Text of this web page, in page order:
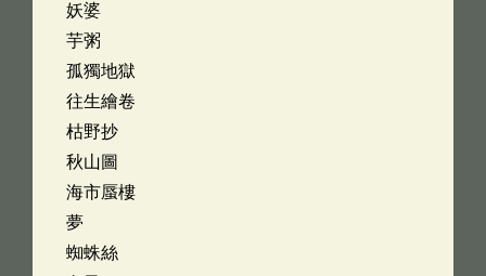
妖婆
芋粥
孤獨地獄
往生繪卷
枯野抄
秋山圖
海市蜃樓
夢
蜘蛛絲